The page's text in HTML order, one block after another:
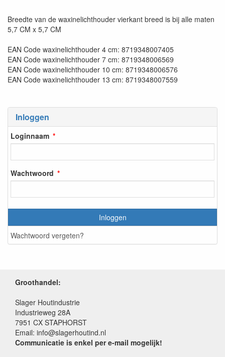
Inloggen
Loginnaam
Wachtwoord
Inloggen
Wachtwoord vergeten?
Breedte van de waxinelichthouder vierkant breed is bij alle maten
5,7 CM x 5,7 CM
EAN Code waxinelichthouder 4 cm: 8719348007405
EAN Code waxinelichthouder 7 cm: 8719348006569
EAN Code waxinelichthouder 10 cm: 8719348006576
EAN Code waxinelichthouder 13 cm: 8719348007559
Groothandel:
Slager Houtindustrie
Industrieweg 28A
7951 CX STAPHORST
Email: info@slagerhoutind.nl
Communicatie is enkel per e-mail mogelijk!